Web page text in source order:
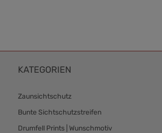
KATEGORIEN
Zaunsichtschutz
Bunte Sichtschutzstreifen
Drumfell Prints | Wunschmotiv